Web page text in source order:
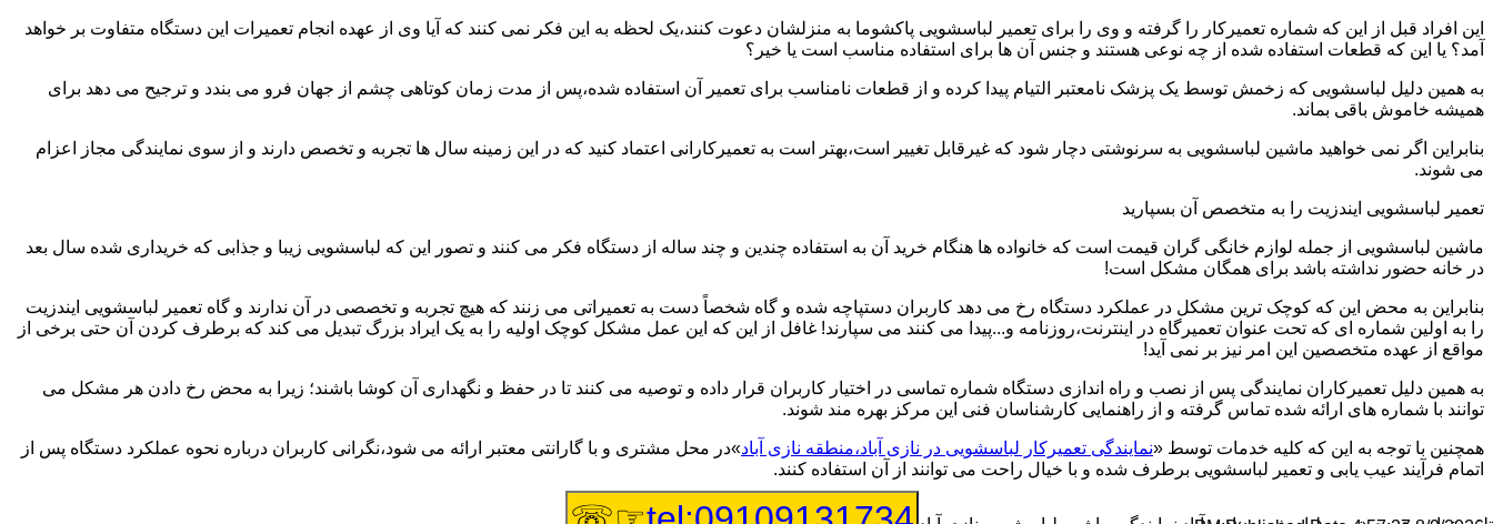
این افراد قبل از این که شماره تعمیرکار را گرفته و وی را برای تعمیر لباسشویی پاکشوما به منزلشان دعوت کنند،یک لحظه به این فکر نمی کنند که آیا وی از عهده انجام تعمیرات این دستگاه متفاوت بر خواهد
آمد؟ یا این که قطعات استفاده شده از چه نوعی هستند و جنس آن ها برای استفاده مناسب است یا خیر؟
به همین دلیل لباسشویی که زخمش توسط یک پزشک نامعتبر التیام پیدا کرده و از قطعات نامناسب برای تعمیر آن استفاده شده،پس از مدت زمان کوتاهی چشم از جهان فرو می بندد و ترجیح می دهد برای
همیشه خاموش باقی بماند.
بنابراین اگر نمی خواهید ماشین لباسشویی به سرنوشتی دچار شود که غیرقابل تغییر است،بهتر است به تعمیرکارانی اعتماد کنید که در این زمینه سال ها تجربه و تخصص دارند و از سوی نمایندگی مجاز اعزام
می شوند.
تعمیر لباسشویی ایندزیت را به متخصص آن بسپارید
ماشین لباسشویی از جمله لوازم خانگی گران قیمت است که خانواده ها هنگام خرید آن به استفاده چندین و چند ساله از دستگاه فکر می کنند و تصور این که لباسشویی زیبا و جذابی که خریداری شده سال بعد
در خانه حضور نداشته باشد برای همگان مشکل است!
بنابراین به محض این که کوچک ترین مشکل در عملکرد دستگاه رخ می دهد کاربران دستپاچه شده و گاه شخصاً دست به تعمیراتی می زنند که هیچ تجربه و تخصصی در آن ندارند و گاه تعمیر لباسشویی ایندزیت
را به اولین شماره ای که تحت عنوان تعمیرگاه در اینترنت،روزنامه و...پیدا می کنند می سپارند! غافل از این که این عمل مشکل کوچک اولیه را به یک ایراد بزرگ تبدیل می کند که برطرف کردن آن حتی برخی از
مواقع از عهده متخصصین این امر نیز بر نمی آید!
به همین دلیل تعمیرکاران نمایندگی پس از نصب و راه اندازی دستگاه شماره تماسی در اختیار کاربران قرار داده و توصیه می کنند تا در حفظ و نگهداری آن کوشا باشند؛ زیرا به محض رخ دادن هر مشکل می
توانند با شماره های ارائه شده تماس گرفته و از راهنمایی کارشناسان فنی این مرکز بهره مند شوند.
همچنین با توجه به این که کلیه خدمات توسط «نمایندگی تعمیرکار لباسشویی در نازی آباد،منطقه نازی آباد»در محل مشتری و با گارانتی معتبر ارائه می شود،نگرانی کاربران درباره نحوه عملکرد دستگاه پس از
اتمام فرآیند عیب یابی و تعمیر لباسشویی برطرف شده و با خیال راحت می توانند از آن استفاده کنند.